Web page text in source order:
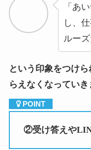
「あ
し、
ルーズ
という印象をつけ
らえなくなっていき
②受け答えや